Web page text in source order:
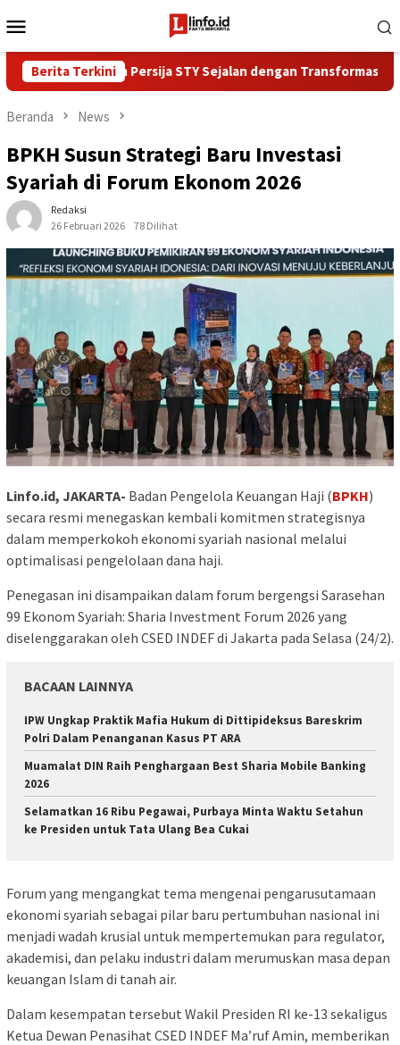
ke
Mobile
Berita Terkini
Pelatih Persija STY Sejalan dengan Transformasi Bank Jakarta
Beranda News
BPKH Susun Strategi Baru Investasi
Syariah di Forum Ekonom 2026
Redaksi
26 Februari 2026
78 Dilihat
Linfo.id, JAKARTA- Badan Pengelola Keuangan Haji (BPKH)
secara resmi menegaskan kembali komitmen strategisnya
dalam memperkokoh ekonomi syariah nasional melalui
optimalisasi pengelolaan dana haji.
Penegasan ini disampaikan dalam forum bergengsi Sarasehan
99 Ekonom Syariah: Sharia Investment Forum 2026 yang
diselenggarakan oleh CSED INDEF di Jakarta pada Selasa (24/2).
BACAAN LAINNYA
IPW Ungkap Praktik Mafia Hukum di Dittipideksus Bareskrim
Polri Dalam Penanganan Kasus PT ARA
​Muamalat DIN Raih Penghargaan Best Sharia Mobile Banking
2026
​Selamatkan 16 Ribu Pegawai, Purbaya Minta Waktu Setahun
ke Presiden untuk Tata Ulang Bea Cukai
Forum yang mengangkat tema mengenai pengarusutamaan
ekonomi syariah sebagai pilar baru pertumbuhan nasional ini
menjadi wadah krusial untuk mempertemukan para regulator,
akademisi, dan pelaku industri dalam merumuskan masa depan
keuangan Islam di tanah air.
Dalam kesempatan tersebut Wakil Presiden RI ke-13 sekaligus
Ketua Dewan Penasihat CSED INDEF Ma’ruf Amin, memberikan